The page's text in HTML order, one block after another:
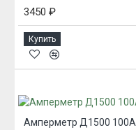
3450 ₽
Купить
Амперметр Д1500 100А